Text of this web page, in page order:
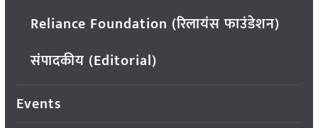
Reliance Foundation (रिलायंस फाउंडेशन)
संपादकीय (Editorial)
Events